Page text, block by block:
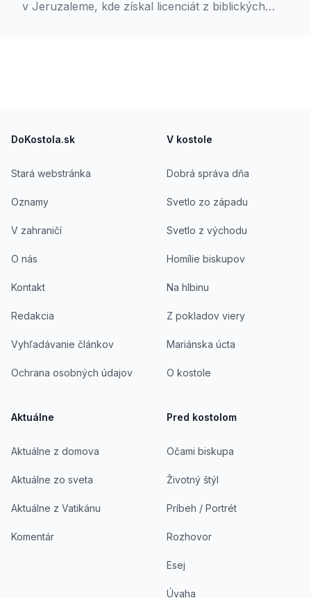
v Jeruzaleme, kde získal licenciát z biblických
Teologickej fakulty Katolíckej univerzity a v
Spišskej Kapitule. Aktívne publikuje a
biblickej problematiky.
DoKostola.sk
Stará webstránka
Oznamy
V zahraničí
O nás
Kontakt
Redakcia
Vyhľadávanie článkov
Ochrana osobných údajov
Aktuálne
Aktuálne z domova
Aktuálne zo sveta
Aktuálne z Vatikánu
Komentár
V kostole
Dobrá správa dňa
Svetlo zo západu
Svetlo z východu
Homílie biskupov
Na hlbinu
Z pokladov viery
Mariánska úcta
O kostole
Pred kostolom
Očami biskupa
Životný štýl
Príbeh / Portrét
Rozhovor
Esej
Úvaha